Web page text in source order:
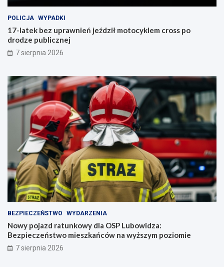
POLICJA WYPADKI
17-latek bez uprawnień jeździł motocyklem cross po
drodze publicznej
7 sierpnia 2026
BEZPIECZEŃSTWO WYDARZENIA
Nowy pojazd ratunkowy dla OSP Lubowidza:
Bezpieczeństwo mieszkańców na wyższym poziomie
7 sierpnia 2026